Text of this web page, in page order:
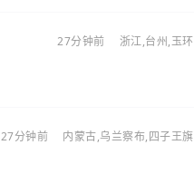
27分钟前 浙江,台州,玉环
27分钟前 内蒙古,乌兰察布,四子王旗